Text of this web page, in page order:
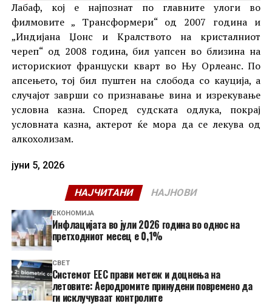
Лабаф, кој е најпознат по главните улоги во
филмовите „ Трансформери“ од 2007 година и
„Индијана Џонс и Кралството на кристалниот
череп“ од 2008 година, бил уапсен во близина на
историскиот француски кварт во Њу Орлеанс. По
апсењето, тој бил пуштен на слобода со кауција, а
случајот заврши со признавање вина и изрекување
условна казна. Според судската одлука, покрај
условната казна, актерот ќе мора да се лекува од
алкохолизам.
јуни 5, 2026
НАЈЧИТАНИ НАЈНОВИ
ЕКОНОМИЈА
Инфлацијата во јули 2026 година во однос на
претходниот месец е 0,1%
СВЕТ
Системот ЕЕС прави метеж и доцнења на
летовите: Аеродромите принудени повремено да
ги исклучуваат контролите